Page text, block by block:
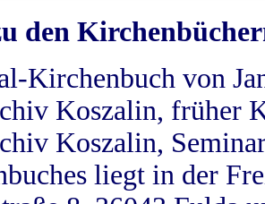
den
Kirchenbuch von
Koszalin, früher
Koszalin,
liegt in der